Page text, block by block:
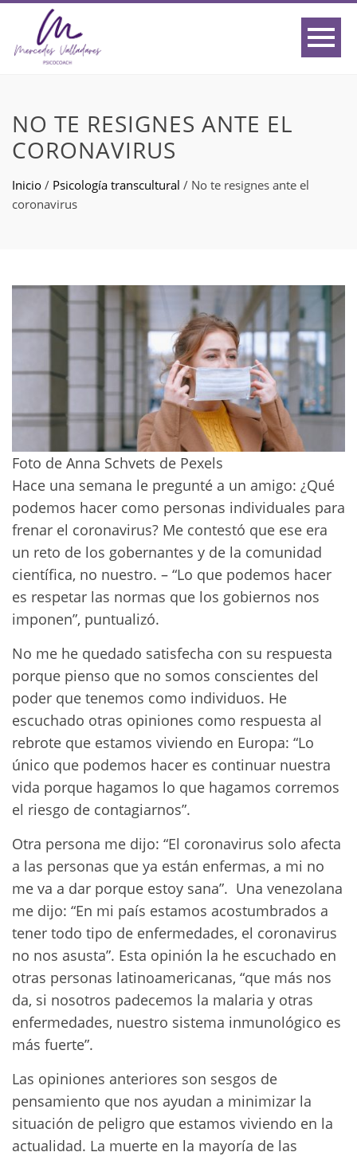
NO TE RESIGNES ANTE EL
CORONAVIRUS
Inicio / Psicología transcultural / No te resignes ante el
coronavirus
Foto de Anna Schvets de Pexels
Hace una semana le pregunté a un amigo: ¿Qué
podemos hacer como personas individuales para
frenar el coronavirus? Me contestó que ese era
un reto de los gobernantes y de la comunidad
científica, no nuestro. – “Lo que podemos hacer
es respetar las normas que los gobiernos nos
imponen”, puntualizó.
No me he quedado satisfecha con su respuesta
porque pienso que no somos conscientes del
poder que tenemos como individuos. He
escuchado otras opiniones como respuesta al
rebrote que estamos viviendo en Europa: “Lo
único que podemos hacer es continuar nuestra
vida porque hagamos lo que hagamos corremos
el riesgo de contagiarnos”.
Otra persona me dijo: “El coronavirus solo afecta
a las personas que ya están enfermas, a mi no
me va a dar porque estoy sana”. Una venezolana
me dijo: “En mi país estamos acostumbrados a
tener todo tipo de enfermedades, el coronavirus
no nos asusta”. Esta opinión la he escuchado en
otras personas latinoamericanas, “que más nos
da, si nosotros padecemos la malaria y otras
enfermedades, nuestro sistema inmunológico es
más fuerte”.
Las opiniones anteriores son sesgos de
pensamiento que nos ayudan a minimizar la
situación de peligro que estamos viviendo en la
actualidad. La muerte en la mayoría de las